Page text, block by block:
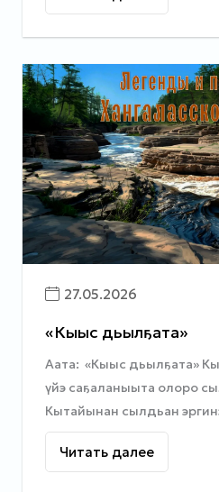
27.05.2026
«Кыыс дьылҕата»
Аата: «Кыыс дьылҕата»
үйэ саҕаланыыта олоро
Кытайынан сылдьан
Читать далее